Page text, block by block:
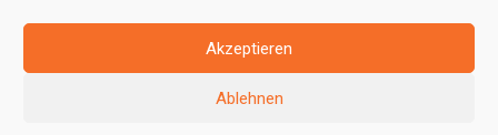
Akzeptieren
Ablehnen
Ortsgemeinde Osburg